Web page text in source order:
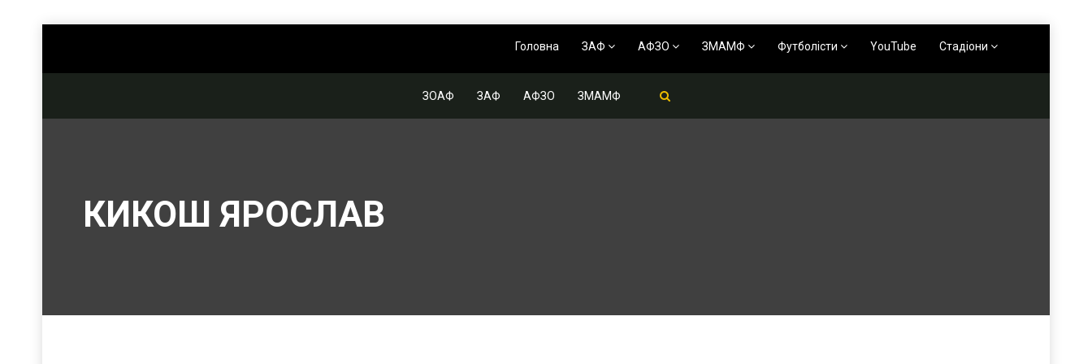
Головна ЗАФ АФЗО ЗМАМФ Футболісти YouTube Стадіони
ЗОАФ ЗАФ АФЗО ЗМАМФ
КИКОШ ЯРОСЛАВ